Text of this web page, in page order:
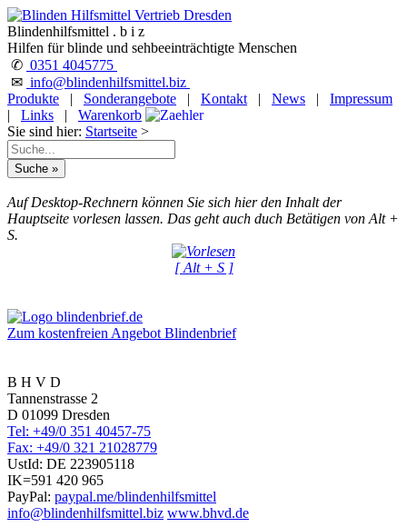
Blindenhilfsmittel . b i z
Hilfen für blinde und sehbeeinträchtigte Menschen
✆ 0351 4045775
✉ info@blindenhilfsmittel.biz
Produkte
| Sonderangebote | Kontakt | News |
Impressum
|
Links |
Warenkorb
Sie sind hier: Startseite >
Auf Desktop-Rechnern können Sie sich hier den Inhalt der
Hauptseite vorlesen lassen. Das geht auch duch Betätigen von Alt +
S.
[ Alt + S ]
Zum kostenfreien Angebot Blindenbrief
B H V D
Tannenstrasse 2
D 01099 Dresden
Tel: +49/0 351 40457-75
Fax: +49/0 321 21028779
UstId: DE 223905118
IK=591 420 965
PayPal: paypal.me/blindenhilfsmittel
info@blindenhilfsmittel.biz www.bhvd.de